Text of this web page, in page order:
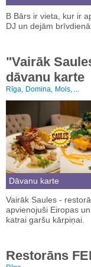
B Bārs ir vieta, kur ir
DJ un dejām
"Vairāk
dāvanu karte
Rīga, Domina, Mols, ...
Dāvanu karte
Vairāk Saules -
apvienojuši Eiropas
katrai garšu kārpiņai.
Restorāns